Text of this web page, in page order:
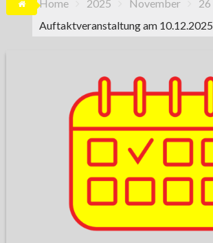
Home 2025 November
26
Auftaktveranstaltung am 10.12.2025